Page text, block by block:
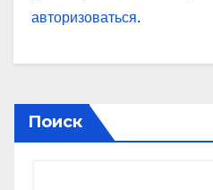
авторизоваться.
Поиск